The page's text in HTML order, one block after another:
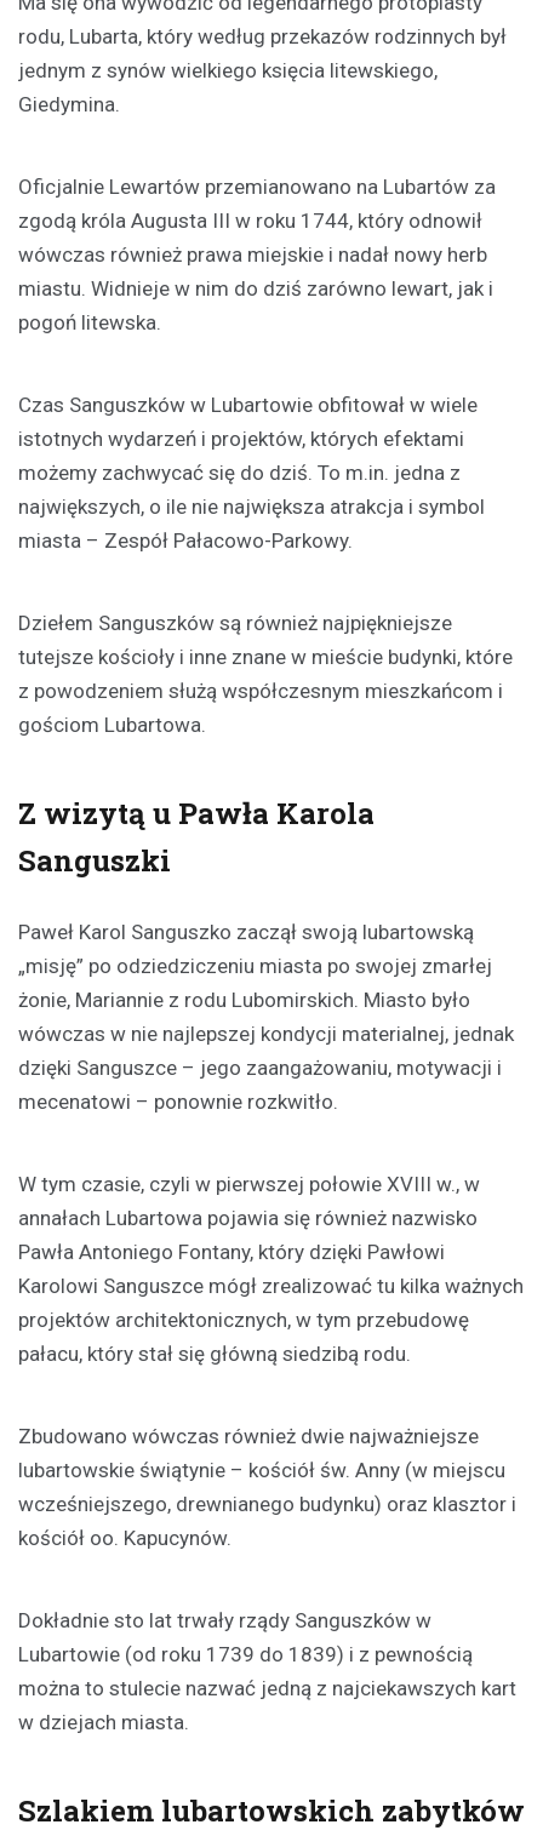
rodu, Lubarta, który według przekazów rodzinnych był
jednym z synów wielkiego księcia litewskiego,
Giedymina.
Oficjalnie Lewartów przemianowano na Lubartów za
zgodą króla Augusta III w roku 1744, który odnowił
wówczas również prawa miejskie i nadał nowy herb
miastu. Widnieje w nim do dziś zarówno lewart, jak i
pogoń litewska.
Czas Sanguszków w Lubartowie obfitował w wiele
istotnych wydarzeń i projektów, których efektami
możemy zachwycać się do dziś. To m.in. jedna z
największych, o ile nie największa atrakcja i symbol
miasta – Zespół Pałacowo-Parkowy.
Dziełem Sanguszków są również najpiękniejsze
tutejsze kościoły i inne znane w mieście budynki, które
z powodzeniem służą współczesnym mieszkańcom i
gościom Lubartowa.
Z wizytą u Pawła Karola
Sanguszki
Paweł Karol Sanguszko zaczął swoją lubartowską
„misję” po odziedziczeniu miasta po swojej zmarłej
żonie, Mariannie z rodu Lubomirskich. Miasto było
wówczas w nie najlepszej kondycji materialnej, jednak
dzięki Sanguszce – jego zaangażowaniu, motywacji i
mecenatowi – ponownie rozkwitło.
W tym czasie, czyli w pierwszej połowie XVIII w., w
annałach Lubartowa pojawia się również nazwisko
Pawła Antoniego Fontany, który dzięki Pawłowi
Karolowi Sanguszce mógł zrealizować tu kilka ważnych
projektów architektonicznych, w tym przebudowę
pałacu, który stał się główną siedzibą rodu.
Zbudowano wówczas również dwie najważniejsze
lubartowskie świątynie – kościół św. Anny (w miejscu
wcześniejszego, drewnianego budynku) oraz klasztor i
kościół oo. Kapucynów.
Dokładnie sto lat trwały rządy Sanguszków w
Lubartowie (od roku 1739 do 1839) i z pewnością
można to stulecie nazwać jedną z najciekawszych kart
w dziejach miasta.
Szlakiem lubartowskich zabytków